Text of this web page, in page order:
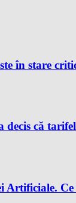
în stare
că
Artificiale.